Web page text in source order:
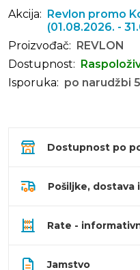
Akcija:
Revlon promo
(01.08.2026. -
Proizvođač:
REVLON
Dostupnost:
Isporuka: po narudžbi
Dostupnost po
Pošiljke,
Rate -
Jamstvo